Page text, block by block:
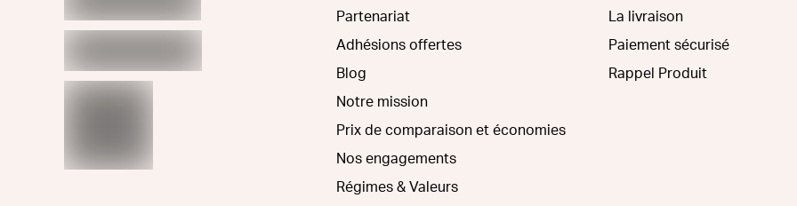
Partenariat
Adhésions offertes
Blog
Notre mission
Prix de comparaison et économies
Nos engagements
Régimes & Valeurs
La livraison
Paiement sécurisé
Rappel Produit